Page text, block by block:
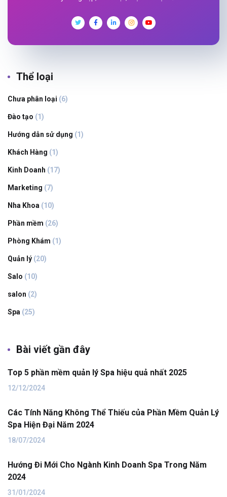
Thể loại
Chưa phân loại (6)
Đào tạo (1)
Hướng dẫn sử dụng (1)
Khách Hàng (1)
Kinh Doanh (17)
Marketing (7)
Nha Khoa (10)
Phần mềm (26)
Phòng Khám (1)
Quản lý (20)
Salo (10)
salon (2)
Spa (25)
Bài viết gần đây
Top 5 phần mềm quản lý Spa hiệu quả nhất 2025
12/12/2024
Các Tính Năng Không Thể Thiếu của Phần Mềm Quản Lý
Spa Hiện Đại Năm 2024
18/07/2024
Hướng Đi Mới Cho Ngành Kinh Doanh Spa Trong Năm
2024
31/01/2024